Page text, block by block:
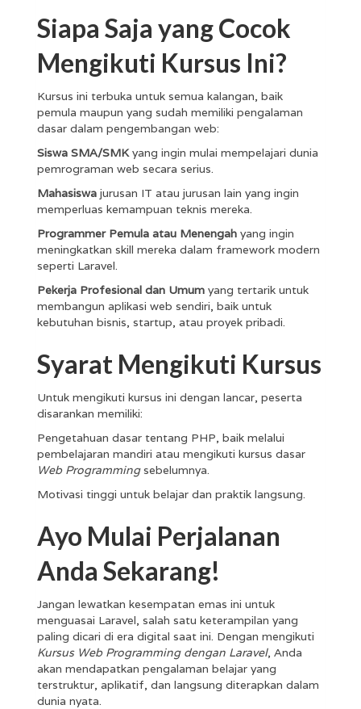
Siapa Saja yang Cocok
Mengikuti Kursus Ini?
Kursus ini terbuka untuk semua kalangan, baik
pemula maupun yang sudah memiliki pengalaman
dasar dalam pengembangan web:
Siswa SMA/SMKyang ingin mulai mempelajari dunia
pemrograman web secara serius.
Mahasiswa jurusan IT atau jurusan lain yang ingin
memperluas kemampuan teknis mereka.
Programmer Pemula atau Menengah yang ingin
meningkatkan skill mereka dalam framework modern
seperti Laravel.
Pekerja Profesional dan Umum yang tertarik untuk
membangun aplikasi web sendiri, baik untuk
kebutuhan bisnis, startup, atau proyek pribadi.
Syarat Mengikuti Kursus
Untuk mengikuti kursus ini dengan lancar, peserta
disarankan memiliki:
Pengetahuan dasar tentang PHP, baik melalui
pembelajaran mandiri atau mengikuti kursus dasar
Web Programmingsebelumnya.
Motivasi tinggi untuk belajar dan praktik langsung.
Ayo Mulai Perjalanan
Anda Sekarang!
Jangan lewatkan kesempatan emas ini untuk
menguasai Laravel, salah satu keterampilan yang
paling dicari di era digital saat ini. Dengan mengikuti
Kursus Web Programming dengan Laravel, Anda
akan mendapatkan pengalaman belajar yang
terstruktur, aplikatif, dan langsung diterapkan dalam
dunia nyata.